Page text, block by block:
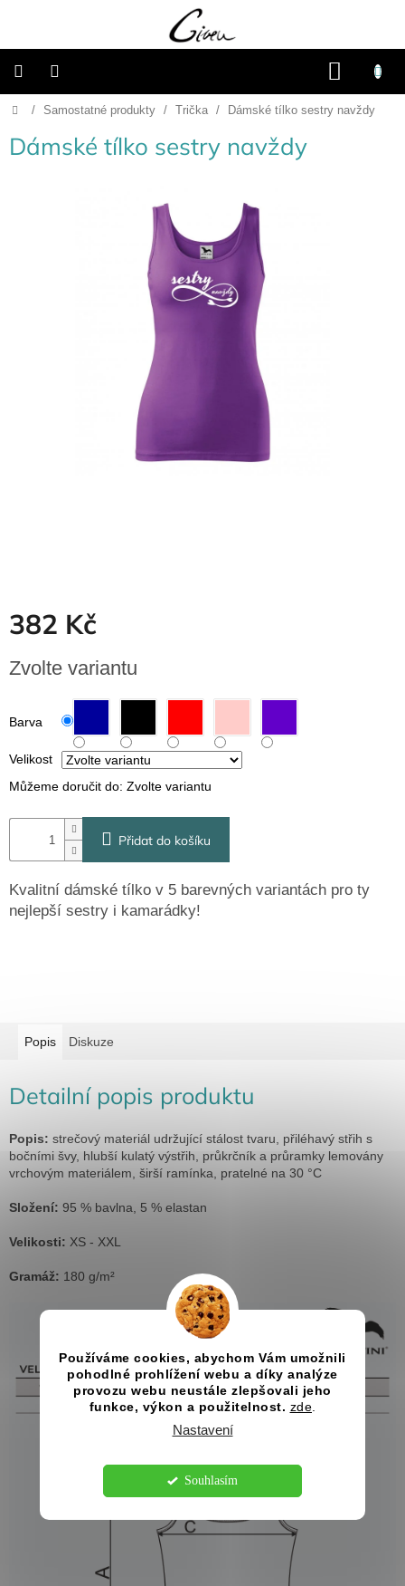
Používáme cookies, abychom Vám umožnili
pohodlné prohlížení webu a díky analýze
provozu webu neustále zlepšovali jeho
funkce, výkon a použitelnost. zde.
Nastavení
Souhlasím
KOŠÍK
Připravené
balíčky
Valentýn
Přihlášení
Domů
/ Samostatné produkty / Trička / Dámské tílko sestry navždy
Dámské tílko sestry navždy
382 Kč
cena:
Zvolte variantu
Barva
Velikost
Můžeme doručit do: Zvolte variantu
Přidat do košíku
Kvalitní dámské tílko v 5 barevných variantách pro ty
nejlepší sestry i kamarádky!
Popis Diskuze
Detailní popis produktu
Popis: strečový materiál udržující stálost tvaru, přiléhavý střih s
bočními švy, hlubší kulatý výstřih, průkrčník a průramky lemovány
vrchovým materiálem, širší ramínka, pratelné na 30 °C
Složení: 95 % bavlna, 5 % elastan
Velikosti: XS - XXL
Gramáž: 180 g/m²